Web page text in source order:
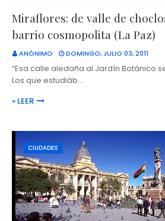
Miraflores: de valle de
barrio cosmopolita (La Paz)
ANÓNIMO DOMINGO, JULIO 03, 2011
“Esa calle aledaña al Jardín Botánico
Los que estudiáb…
» LEER
CIUDADES